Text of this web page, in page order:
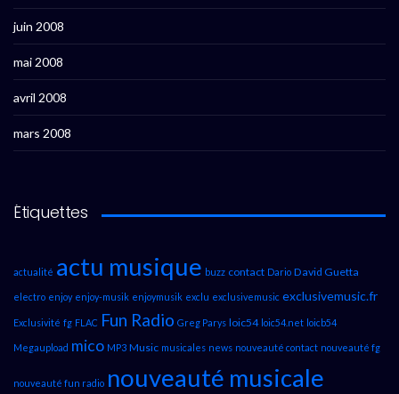
juin 2008
mai 2008
avril 2008
mars 2008
Étiquettes
actualité actu musique buzz contact Dario David Guetta
electro enjoy enjoy-musik enjoymusik exclu exclusivemusic exclusivemusic.fr
Exclusivité fg FLAC Fun Radio Greg Parys loic54 loic54.net loicb54
Megaupload mico MP3 Music musicales news nouveauté contact nouveauté fg
nouveauté fun radio nouveauté musicale